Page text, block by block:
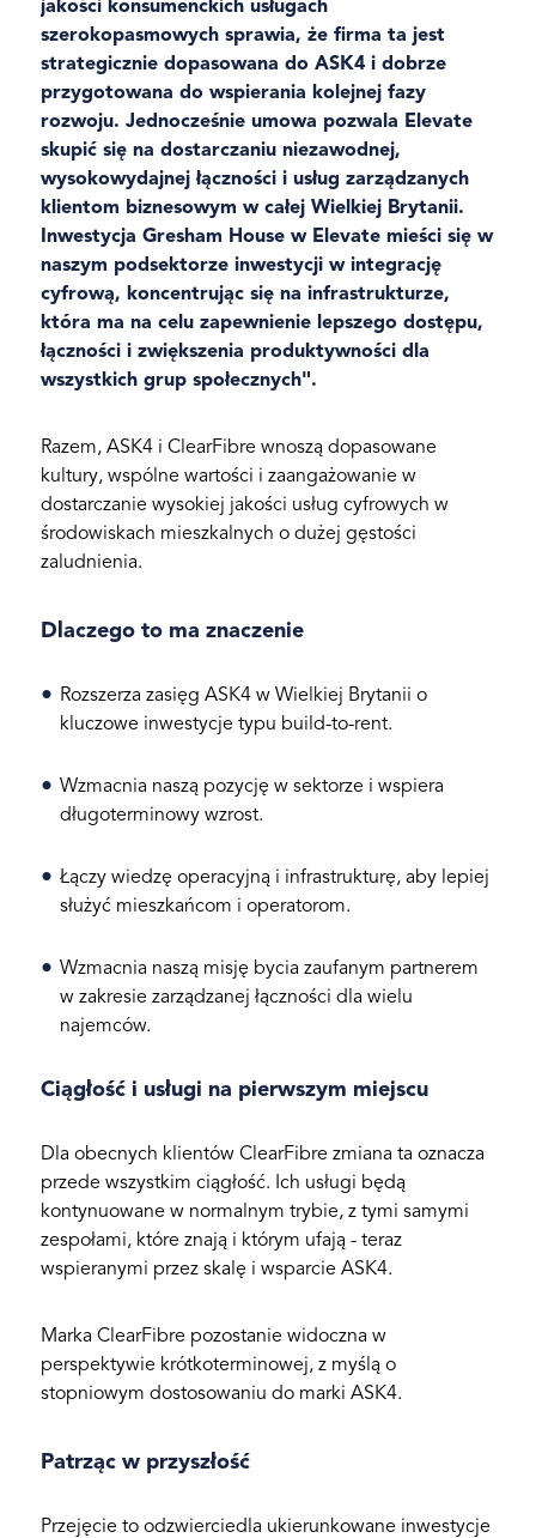
jakości konsumenckich usługach
szerokopasmowych sprawia, że firma ta jest
strategicznie dopasowana do ASK4 i dobrze
przygotowana do wspierania kolejnej fazy
rozwoju. Jednocześnie umowa pozwala Elevate
skupić się na dostarczaniu niezawodnej,
wysokowydajnej łączności i usług zarządzanych
klientom biznesowym w całej Wielkiej Brytanii.
Inwestycja Gresham House w Elevate mieści się w
naszym podsektorze inwestycji w integrację
cyfrową, koncentrując się na infrastrukturze,
która ma na celu zapewnienie lepszego dostępu,
łączności i zwiększenia produktywności dla
wszystkich grup społecznych".
Razem, ASK4 i ClearFibre wnoszą dopasowane
kultury, wspólne wartości i zaangażowanie w
dostarczanie wysokiej jakości usług cyfrowych w
środowiskach mieszkalnych o dużej gęstości
zaludnienia.
Dlaczego to ma znaczenie
Rozszerza zasięg ASK4 w Wielkiej Brytanii o
kluczowe inwestycje typu build-to-rent.
Wzmacnia naszą pozycję w sektorze i wspiera
długoterminowy wzrost.
Łączy wiedzę operacyjną i infrastrukturę, aby lepiej
służyć mieszkańcom i operatorom.
Wzmacnia naszą misję bycia zaufanym partnerem
w zakresie zarządzanej łączności dla wielu
najemców.
Ciągłość i usługi na pierwszym miejscu
Dla obecnych klientów ClearFibre zmiana ta oznacza
przede wszystkim ciągłość. Ich usługi będą
kontynuowane w normalnym trybie, z tymi samymi
zespołami, które znają i którym ufają - teraz
wspieranymi przez skalę i wsparcie ASK4.
Marka ClearFibre pozostanie widoczna w
perspektywie krótkoterminowej, z myślą o
stopniowym dostosowaniu do marki ASK4.
Patrząc w przyszłość
Przejęcie to odzwierciedla ukierunkowane inwestycje